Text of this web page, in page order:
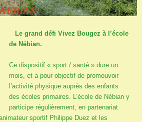
Le grand défi Vivez Bougez à l’école
de Nébian.
Ce dispositif « sport / santé » dure un
mois, et a pour objectif de promouvoir
l’activité physique auprès des enfants
des écoles primaires. L’école de Nébian y
participe régulièrement, en partenariat
sportif Philippe Duez et les